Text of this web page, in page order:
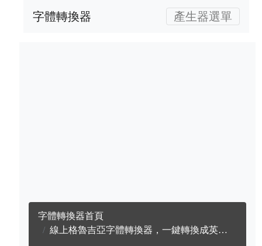
字體轉換器 產生器選單
字體轉換器首頁
線上格魯吉亞字體轉換器，一鍵轉換成英文格魯吉亞字體